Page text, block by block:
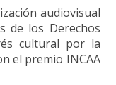
audiovisual
de los Derechos
cultural por la
el premio INCAA